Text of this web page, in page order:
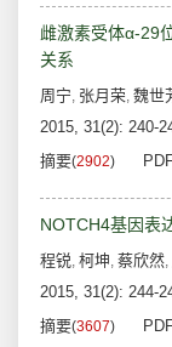
雌激素受体α-29
关系
周宁, 张月荣, 魏世
2015, 31(2): 240-
摘要(2902)
NOTCH4基因表
程锐, 柯坤, 蔡欣然,
2015, 31(2): 244-
摘要(3607)